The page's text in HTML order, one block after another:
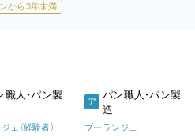
から3年未満
職人・パン製
ェ（経験者）
ア
パン職人・パン製
造
ブーランジェ